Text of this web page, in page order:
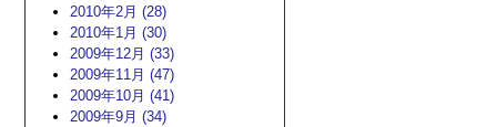
2010年2月 (28)
2010年1月 (30)
2009年12月 (33)
2009年11月 (47)
2009年10月 (41)
2009年9月 (34)